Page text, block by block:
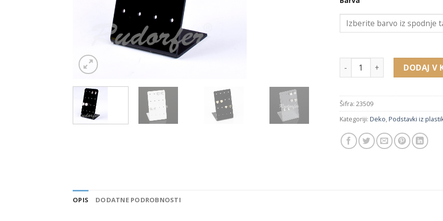
23509 pleksi podstavek za
DODAJ V
Šifra: 23509
Kategoriji: Deko,Podstavki iz
OPIS DODATNE PODROBNOSTI